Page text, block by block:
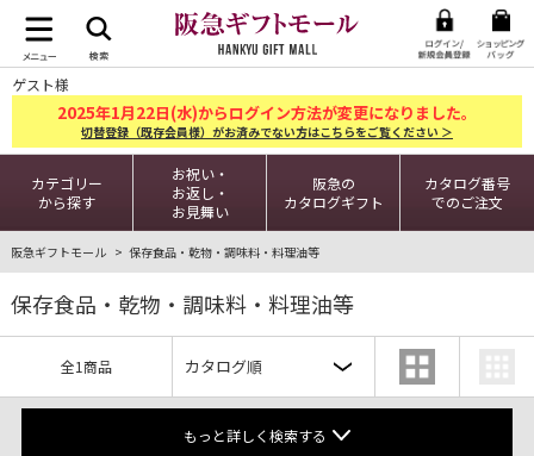
ゲスト様
2025年1月22日(水)からログイン方法が変更になりました。
切替登録（既存会員様）がお済みでない方はこちらをご覧ください ＞
カテゴリー
から探す
お祝い・
お返し・
お見舞い
阪急の
カタログギフト
カタログ番号
でのご注文
阪急ギフトモール 保存食品・乾物・調味料・料理油等
保存食品・乾物・調味料・料理油等
全1商品
もっと詳しく検索する